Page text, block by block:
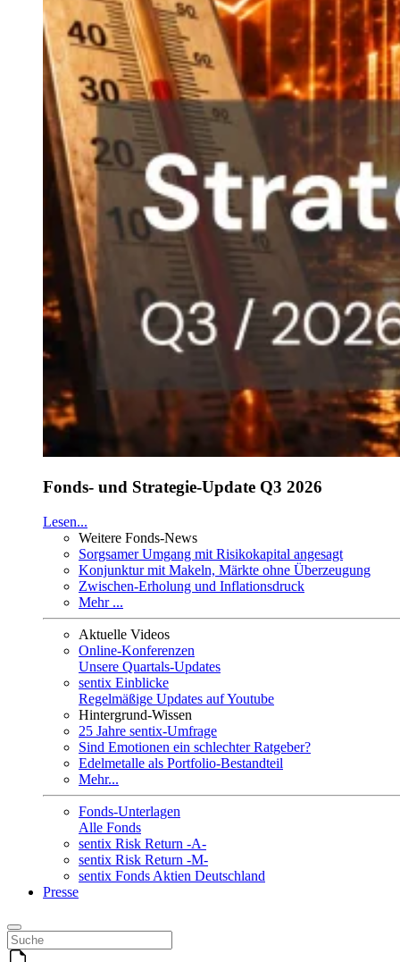
Fonds- und Strategie-Update Q3 2026
Lesen...
Weitere Fonds-News
Sorgsamer Umgang mit Risikokapital angesagt
Konjunktur mit Makeln, Märkte ohne Überzeugung
Zwischen-Erholung und Inflationsdruck
Mehr ...
Aktuelle Videos
Online-Konferenzen
Unsere Quartals-Updates
sentix Einblicke
Regelmäßige Updates auf Youtube
Hintergrund-Wissen
25 Jahre sentix-Umfrage
Sind Emotionen ein schlechter Ratgeber?
Edelmetalle als Portfolio-Bestandteil
Mehr...
Fonds-Unterlagen
Alle Fonds
sentix Risk Return -A-
sentix Risk Return -M-
sentix Fonds Aktien Deutschland
Presse